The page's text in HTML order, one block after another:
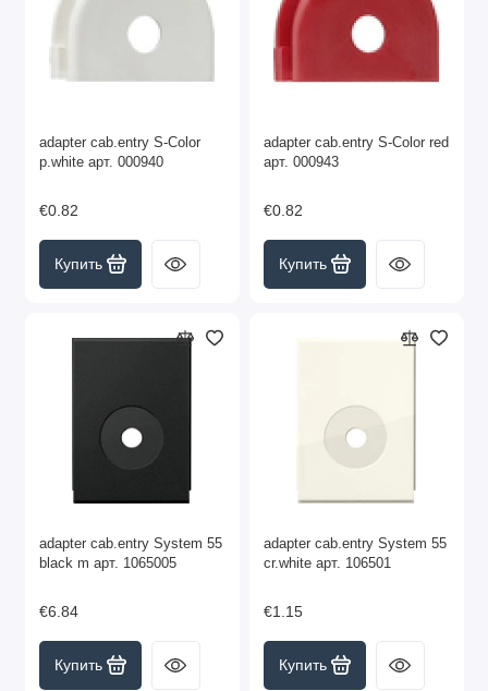
adapter cab.entry S-Color
p.white арт. 000940
€0.82
Купить
adapter cab.entry S-Color red
арт. 000943
€0.82
Купить
adapter cab.entry System 55
black m арт. 1065005
€6.84
Купить
adapter cab.entry System 55
cr.white арт. 106501
€1.15
Купить